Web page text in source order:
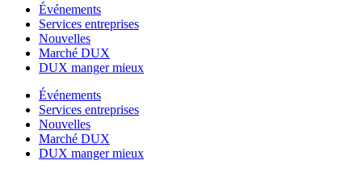
Événements
Services entreprises
Nouvelles
Marché DUX
DUX manger mieux
Événements
Services entreprises
Nouvelles
Marché DUX
DUX manger mieux